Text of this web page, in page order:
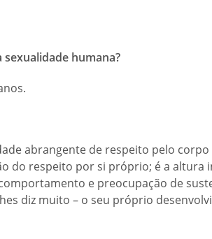
sexualidade humana?
abrangente de respeito pelo
do respeito por si próprio; é a altura
e preocupação de
diz muito – o seu próprio